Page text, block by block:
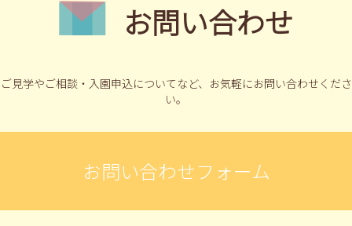
お問い合わせ
ご見学やご相談・入園申込についてなど、 お気軽にお問い合わせくださ
い。
お問い合わせフォーム